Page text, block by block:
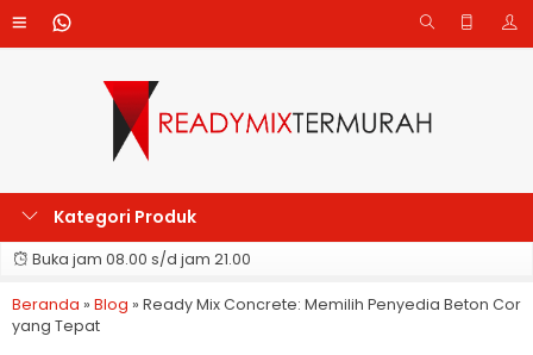
Kategori Produk
Buka jam 08.00 s/d jam 21.00
Beranda » Blog » Ready Mix Concrete: Memilih Penyedia Beton Cor
yang Tepat